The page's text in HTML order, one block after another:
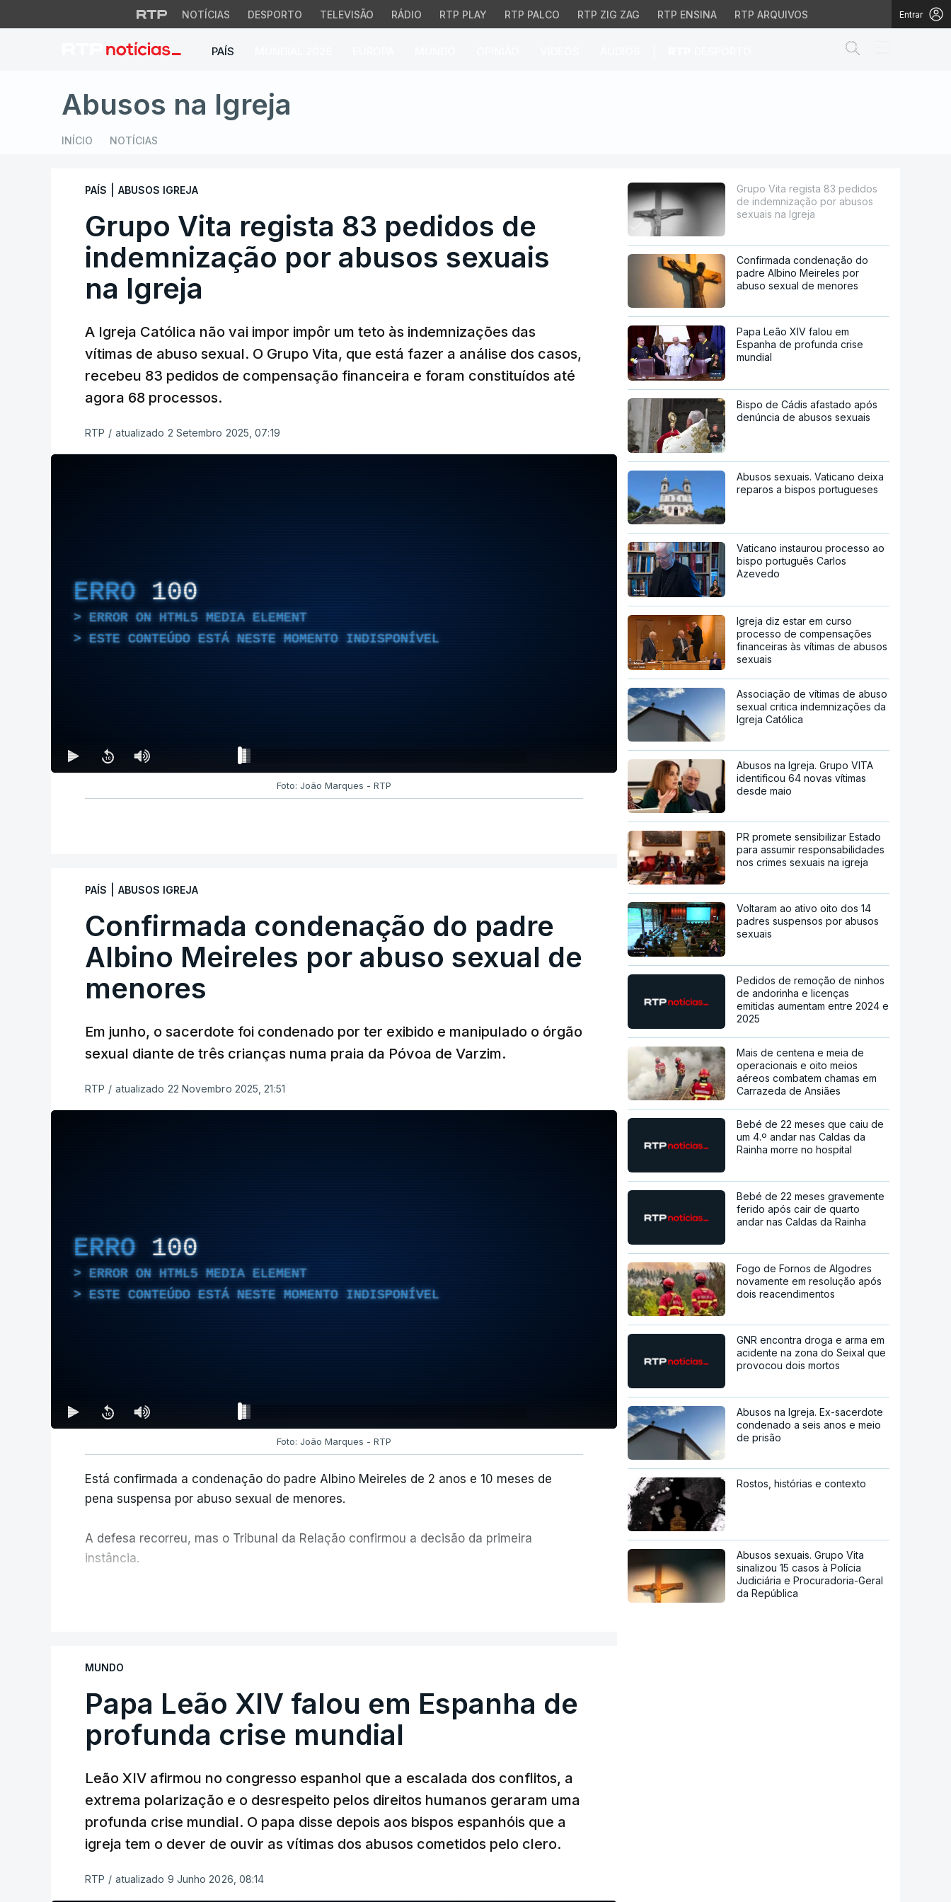
NOTÍCIAS DESPORTO TELEVISÃO RÁDIO RTP PLAY RTP PALCO RTP ZIG ZAG RTP ENSINA RTP ARQUIVOS Entrar
PAÍS
Grupo Vita regista 83 pedidos de indemnização por abusos
Abusos na Igreja
INÍCIO NOTÍCIAS
PAÍS ABUSOS IGREJA
Grupo Vita regista 83 pedidos de
indemnização por abusos sexuais
na Igreja
A Igreja Católica não vai impor impôr um teto às indemnizações das
vítimas de abuso sexual. O Grupo Vita, que está fazer a análise dos casos,
recebeu 83 pedidos de compensação financeira e foram constituídos até
agora 68 processos.
RTP / atualizado 2 Setembro 2025, 07:19
ERRO 100
ERROR ON HTML5 MEDIA ELEMENT
ESTE CONTEÚDO ESTÁ NESTE MOMENTO INDISPONÍVEL
Foto: João Marques - RTP
PAÍS ABUSOS IGREJA
Confirmada condenação do padre
Albino Meireles por abuso sexual de
menores
Em junho, o sacerdote foi condenado por ter exibido e manipulado o órgão
sexual diante de três crianças numa praia da Póvoa de Varzim.
RTP / atualizado 22 Novembro 2025, 21:51
ERRO 100
ERROR ON HTML5 MEDIA ELEMENT
ESTE CONTEÚDO ESTÁ NESTE MOMENTO INDISPONÍVEL
Foto: João Marques - RTP
Está confirmada a condenação do padre Albino Meireles de 2 anos e 10 meses de
pena suspensa por abuso sexual de menores.
A defesa recorreu, mas o Tribunal da Relação confirmou a decisão da primeira
instância.
Como a RTP noticiou na altura, o padre assumiu também, perante a judiciária, uma
relação de cariz sexual com um rapaz de 15 anos que não quis apresentar queixa.
MUNDO
Papa Leão XIV falou em Espanha de
profunda crise mundial
Leão XIV afirmou no congresso espanhol que a escalada dos conflitos, a
extrema polarização e o desrespeito pelos direitos humanos geraram uma
profunda crise mundial. O papa disse depois aos bispos espanhóis que a
igreja tem o dever de ouvir as vítimas dos abusos cometidos pelo clero.
RTP / atualizado 9 Junho 2026, 08:14
Grupo Vita regista 83 pedidos
de indemnização por abusos
sexuais na Igreja
Confirmada condenação do
padre Albino Meireles por
abuso sexual de menores
Papa Leão XIV falou em
Espanha de profunda crise
mundial
Bispo de Cádis afastado após
denúncia de abusos sexuais
Abusos sexuais. Vaticano deixa
reparos a bispos portugueses
Vaticano instaurou processo ao
bispo português Carlos
Azevedo
Igreja diz estar em curso
processo de compensações
financeiras às vítimas de abusos
sexuais
Associação de vítimas de abuso
sexual critica indemnizações da
Igreja Católica
Abusos na Igreja. Grupo VITA
identificou 64 novas vítimas
desde maio
PR promete sensibilizar Estado
para assumir responsabilidades
nos crimes sexuais na igreja
Voltaram ao ativo oito dos 14
padres suspensos por abusos
sexuais
Pedidos de remoção de ninhos
de andorinha e licenças
emitidas aumentam entre 2024 e
2025
Mais de centena e meia de
operacionais e oito meios
aéreos combatem chamas em
Carrazeda de Ansiães
Bebé de 22 meses que caiu de
um 4.º andar nas Caldas da
Rainha morre no hospital
Bebé de 22 meses gravemente
ferido após cair de quarto
andar nas Caldas da Rainha
Fogo de Fornos de Algodres
novamente em resolução após
dois reacendimentos
GNR encontra droga e arma em
acidente na zona do Seixal que
provocou dois mortos
Abusos na Igreja. Ex-sacerdote
condenado a seis anos e meio
de prisão
Rostos, histórias e contexto
Abusos sexuais. Grupo Vita
sinalizou 15 casos à Polícia
Judiciária e Procuradoria-Geral
da República